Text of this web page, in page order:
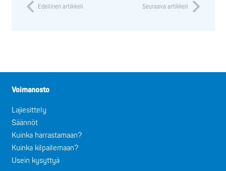
Edellinen artikkeli Seuraava artikkeli
Voimanosto
Lajiesittely
Säännöt
Kuinka harrastamaan?
Kuinka kilpailemaan?
Usein kysyttyä